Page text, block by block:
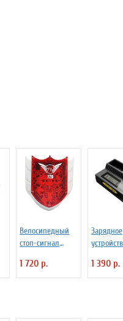
Велосипедный
стоп-сигнал
светодиоды+лазе
р
1 720 р.
Зарядное
Nitecore
для
4/3/3+
1 390 р.